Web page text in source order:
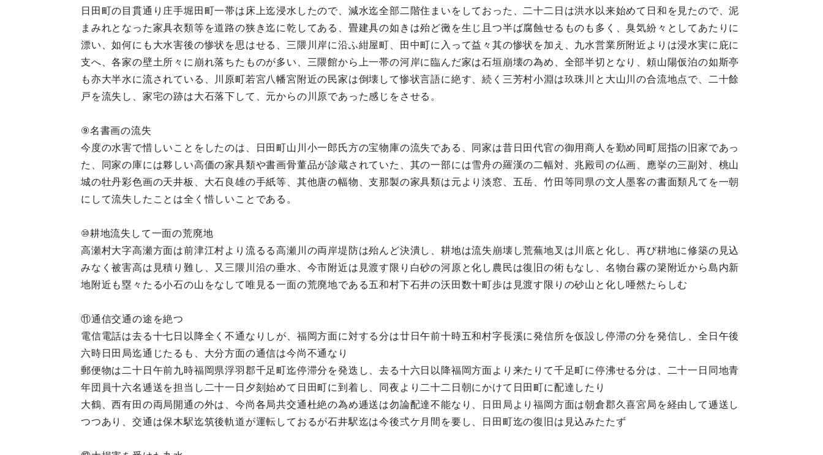
日田町の目貫通り庄手堀田町一帯は床上迄浸水したので、減水迄全部二階住まいをしておった、二十二日は洪水以来始めて日和を見たので、泥
まみれとなった家具衣類等を道路の狭き迄に乾してある、畳建具の如きは殆ど黴を生じ且つ半ば腐蝕せるものも多く、臭気紛々としてあたりに
漂い、如何にも大水害後の惨状を思はせる、三隈川岸に沿ふ紺屋町、田中町に入って益々其の惨状を加え、九水営業所附近よりは浸水実に庇に
支へ、各家の壁土所々に崩れ落ちたものが多い、三隈館から上一帯の河岸に臨んだ家は石垣崩壊の為め、全部半切となり、頼山陽仮泊の如斯亭
も亦大半水に流されている、川原町若宮八幡宮附近の民家は倒壊して惨状言語に絶す、続く三芳村小淵は玖珠川と大山川の合流地点で、二十餘
戸を流失し、家宅の跡は大石落下して、元からの川原であった感じをさせる。
⑨名書画の流失
今度の水害で惜しいことをしたのは、日田町山川小一郎氏方の宝物庫の流失である、同家は昔日田代官の御用商人を勤め同町屈指の旧家であっ
た、同家の庫には夥しい高価の家具類や書画骨董品が診蔵されていた、其の一部には雪舟の羅漢の二幅対、兆殿司の仏画、應挙の三副対、桃山
城の牡丹彩色画の天井板、大石良雄の手紙等、其他唐の幅物、支那製の家具類は元より淡窓、五岳、竹田等同県の文人墨客の書面類凡てを一朝
にして流失したことは全く惜しいことである。
⑩耕地流失して一面の荒廃地
高瀬村大字高瀬方面は前津江村より流るる高瀬川の両岸堤防は殆んど決潰し、耕地は流失崩壊し荒蕪地叉は川底と化し、再び耕地に修築の見込
みなく被害高は見積り難し、又三隈川沿の垂水、今市附近は見渡す限り白砂の河原と化し農民は復旧の術もなし、名物台霧の簗附近から島内新
地附近も塁々たる小石の山をなして唯見る一面の荒廃地である五和村下石井の沃田数十町歩は見渡す限りの砂山と化し唖然たらしむ
⑪通信交通の途を絶つ
電信電話は去る十七日以降全く不通なりしが、福岡方面に対する分は廿日午前十時五和村字長溪に発信所を仮設し停滞の分を発信し、全日午後
六時日田局迄通じたるも、大分方面の通信は今尚不通なり
郵便物は二十日午前九時福岡県浮羽郡千足町迄停滞分を発迭し、去る十六日以降福岡方面より来たりて千足町に停沸せる分は、二十一日同地青
年団員十六名逓送を担当し二十一日夕刻始めて日田町に到着し、同夜より二十二日朝にかけて日田町に配達したり
大鶴、西有田の両局開通の外は、今尚各局共交通杜絶の為め逓送は勿論配達不能なり、日田局より福岡方面は朝倉郡久喜宮局を経由して逓送し
つつあり、交通は保木駅迄筑後軌道が運転しておるが石井駅迄は今後弍ケ月間を要し、日田町迄の復旧は見込みたたず